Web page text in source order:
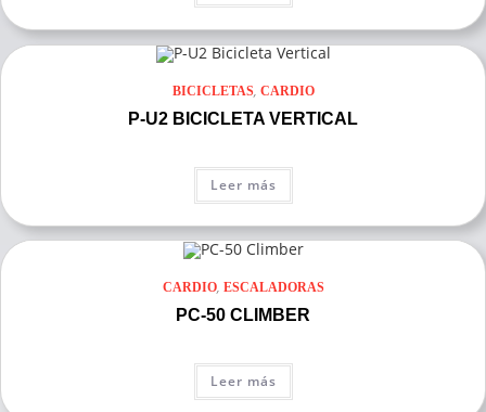
BICICLETAS, CARDIO
P-U2 BICICLETA VERTICAL
Leer más
CARDIO, ESCALADORAS
PC-50 CLIMBER
Leer más